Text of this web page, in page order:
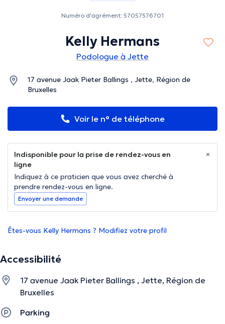
Numéro d'agrément: 57057576701
Kelly Hermans
Podologue à Jette
17 avenue Jaak Pieter Ballings , Jette, Région de
Bruxelles
Voir le n° de téléphone
Indisponible pour la prise de rendez-vous en
ligne
Indiquez à ce praticien que vous avez cherché à
prendre rendez-vous en ligne.
Envoyer une demande
Êtes-vous Kelly Hermans ? Modifiez votre profil
Accessibilité
17 avenue Jaak Pieter Ballings , Jette, Région de
Bruxelles
Parking